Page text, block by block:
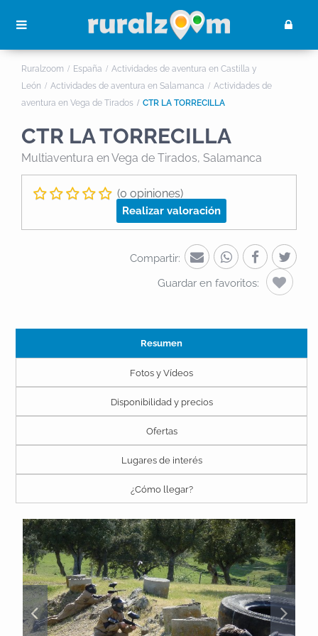
Ruralzoom España
Actividades de aventura en Castilla y
León
Actividades de aventura en Salamanca
Actividades de
aventura en Vega de Tirados
CTR LA TORRECILLA
CTR LA TORRECILLA
Multiaventura en Vega de Tirados, Salamanca
(0 opiniones)
Realizar valoración
Compartir:
Guardar en favoritos:
Resumen
Fotos y Vídeos
Disponibilidad y precios
Ofertas
Lugares de interés
¿Cómo llegar?